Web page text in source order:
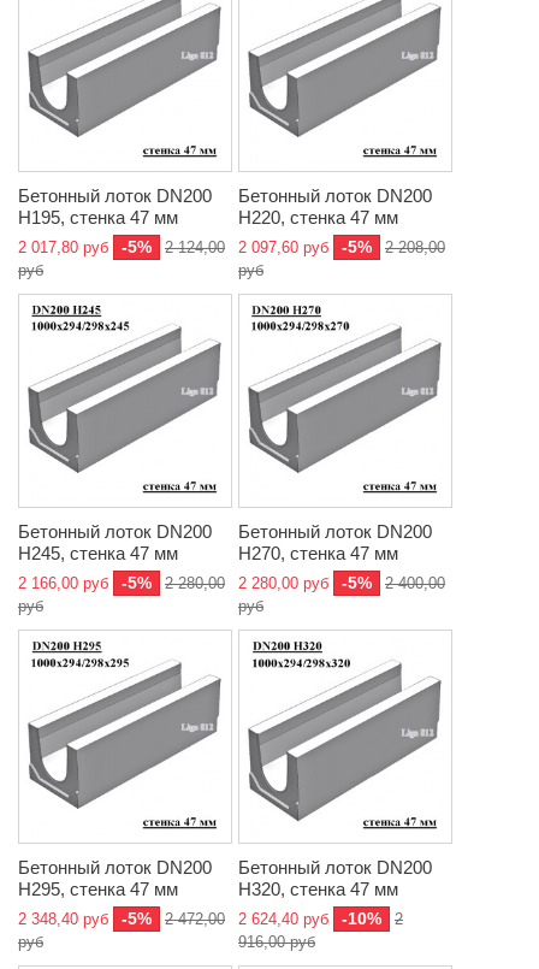
Бетонный лоток DN200
H195, стенка 47 мм
2 017,80 руб -5%
2 124,00
руб
Бетонный лоток DN200
H220, стенка 47 мм
2 097,60 руб -5%
2 208,00
руб
Бетонный лоток DN200
H245, стенка 47 мм
2 166,00 руб -5%
2 280,00
руб
Бетонный лоток DN200
H270, стенка 47 мм
2 280,00 руб -5%
2 400,00
руб
Бетонный лоток DN200
H295, стенка 47 мм
2 348,40 руб -5%
2 472,00
руб
Бетонный лоток DN200
H320, стенка 47 мм
2 624,40 руб -10%
2
916,00 руб